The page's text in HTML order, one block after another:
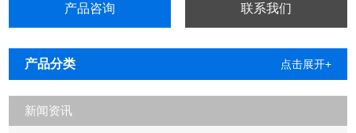
产品咨询 联系我们
产品分类 点击展开+
新闻资讯